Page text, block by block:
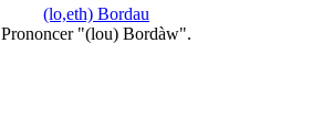
(lo,eth) Bordau
Prononcer "(lou) Bordàw".